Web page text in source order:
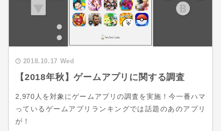
2018.10.17 Wed
【2018年秋】ゲームアプリに関する調査
2,970人を対象にゲームアプリの調査を実施！今一番ハマ
っているゲームアプリランキングでは話題のあのアプリ
が！